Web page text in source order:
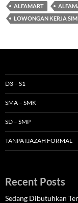
ALFAMART
LOWONGAN KERJA
D3 – S1
SMA – SMK
SD – SMP
TANPA IJAZAH FORMAL
Recent Posts
Sedang Dibutuhkan